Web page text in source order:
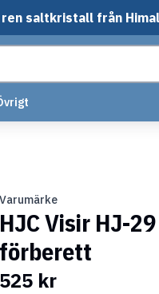
saltkristall från
Varumärke
HJC Visir HJ-
förberett
525 kr